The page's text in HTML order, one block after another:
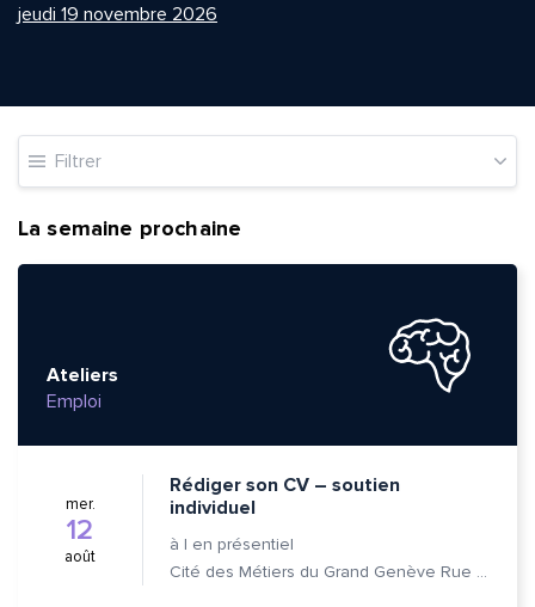
jeudi 19 novembre 2026
Filtrer
La semaine prochaine
Ateliers
Emploi
mer.
12
août
Rédiger son CV – soutien
individuel
à | en présentiel
Cité des Métiers du Grand Genève Rue Prévost-Martin 6 1205 Genève